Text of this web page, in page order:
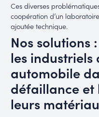
Ces diverses
coopération d’un
ajoutée technique.
Nos solutions
les industriels
automobile
défaillance et
leurs